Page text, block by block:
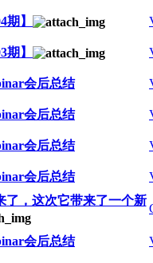
期】
期】
会后总结
会后总结
会后总结
会后总结
了，这次它带来了一个新
会后总结